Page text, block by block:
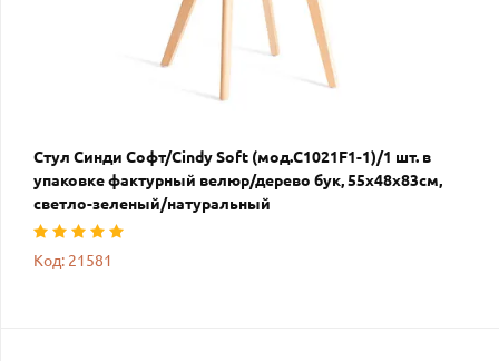
Стул Синди Софт/Cindy Soft (мод.C1021F1-1)/1 шт. в
упаковке фактурный велюр/дерево бук, 55х48х83см,
светло-зеленый/натуральный
Код: 21581